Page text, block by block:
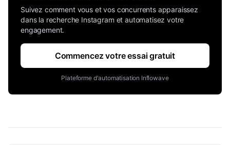
Suivez comment vous et vos concurrents apparaissez
dans la recherche Instagram et automatisez votre
engagement.
Commencez votre essai gratuit
Plateforme d'automatisation Inflowave